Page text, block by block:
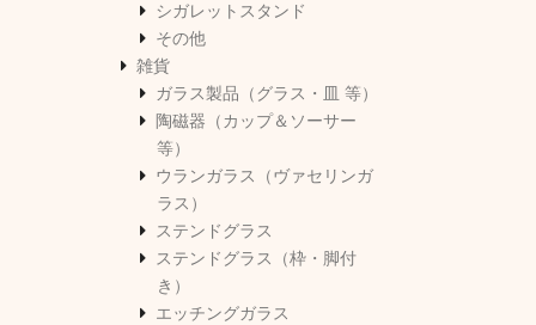
シガレットスタンド
その他
雑貨
ガラス製品（グラス・皿 等）
陶磁器（カップ＆ソーサー
等）
ウランガラス（ヴァセリンガ
ラス）
ステンドグラス
ステンドグラス（枠・脚付
き）
エッチングガラス